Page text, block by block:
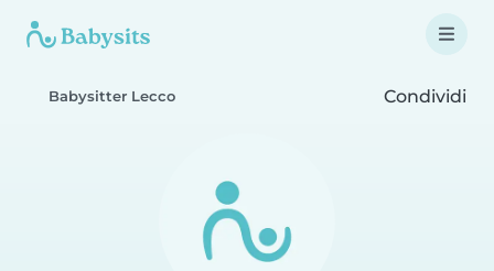
Babysitter Lecco Condividi